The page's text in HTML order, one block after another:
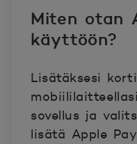
Miten otan
käyttöön?
Lisätäksesi
sovellus ja
lisätä Apple